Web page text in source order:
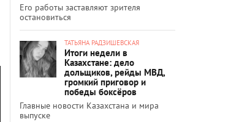
Его работы заставляют зрителя
остановиться
ТАТЬЯНА РАДЗИШЕВСКАЯ
Итоги недели в
Казахстане: дело
дольщиков, рейды МВД,
громкий приговор и
победы боксёров
Главные новости Казахстана и мира
выпуске